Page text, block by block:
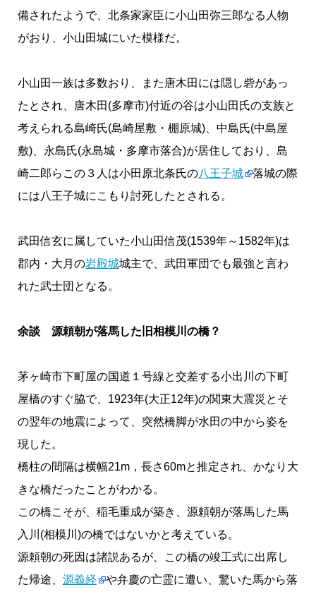
備されたようで、北条家家臣に小山田弥三郎なる人物
がおり、小山田城にいた模様だ。
小山田一族は多数おり、また唐木田には隠し砦があっ
たとされ、唐木田(多摩市)付近の谷は小山田氏の支族と
考えられる島崎氏(島崎屋敷・棚原城)、中島氏(中島屋
敷)、永島氏(永島城・多摩市落合)が居住しており、島
崎二郎らこの３人は小田原北条氏の八王子城
落城の際
には八王子城にこもり討死したとされる。
武田信玄に属していた小山田信茂(1539年～1582年)は
郡内・大月の岩殿城城主で、武田軍団でも最強と言わ
れた武士団となる。
余談 源頼朝が落馬した旧相模川の橋？
茅ヶ崎市下町屋の国道１号線と交差する小出川の下町
屋橋のすぐ脇で、1923年(大正12年)の関東大震災とそ
の翌年の地震によって、突然橋脚が水田の中から姿を
現した。
橋柱の間隔は横幅21m，長さ60mと推定され、かなり大
きな橋だったことがわかる。
この橋こそが、稲毛重成が築き、源頼朝が落馬した馬
入川(相模川)の橋ではないかと考えている。
源頼朝の死因は諸説あるが、この橋の竣工式に出席し
た帰途、 源義経
や弁慶の亡霊に遭い、驚いた馬から落